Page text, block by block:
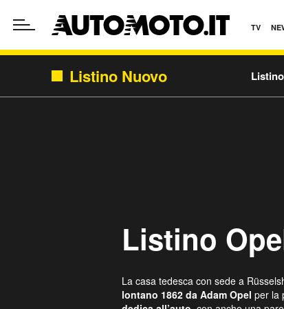
TV
Listino Nuovo
Listino
La casa tedesca con sede a
lontano 1862 da Adam Opel per la